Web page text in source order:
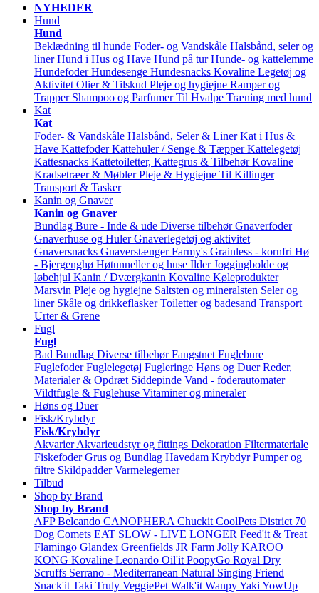
NYHEDER
Hund
Hund
Beklædning til hunde Foder- og Vandskåle Halsbånd, seler og
liner Hund i Hus og Have Hund på tur Hunde- og kattelemme
Hundefoder Hundesenge Hundesnacks Kovaline Legetøj og
Aktivitet Olier & Tilskud Pleje og hygiejne Ramper og
Trapper Shampoo og Parfumer Til Hvalpe Træning med hund
Kat
Kat
Foder- & Vandskåle Halsbånd, Seler & Liner Kat i Hus &
Have Kattefoder Kattehuler / Senge & Tæpper Kattelegetøj
Kattesnacks Kattetoiletter, Kattegrus & Tilbehør Kovaline
Kradsetræer & Møbler Pleje & Hygiejne Til Killinger
Transport & Tasker
Kanin og Gnaver
Kanin og Gnaver
Bundlag Bure - Inde & ude Diverse tilbehør Gnaverfoder
Gnaverhuse og Huler Gnaverlegetøj og aktivitet
Gnaversnacks Gnaverstænger Farmy's Grainless - kornfri Hø
- Bjergenghø Høtunneller og huse Ilder Joggingbolde og
løbehjul Kanin / Dværgkanin Kovaline Køleprodukter
Marsvin Pleje og hygiejne Saltsten og mineralsten Seler og
liner Skåle og drikkeflasker Toiletter og badesand Transport
Urter & Grene
Fugl
Fugl
Bad Bundlag Diverse tilbehør Fangstnet Fuglebure
Fuglefoder Fuglelegetøj Fugleringe Høns og Duer Reder,
Materialer & Opdræt Siddepinde Vand - foderautomater
Vildtfugle & Fuglehuse Vitaminer og mineraler
Høns og Duer
Fisk/Krybdyr
Fisk/Krybdyr
Akvarier Akvarieudstyr og fittings Dekoration Filtermateriale
Fiskefoder Grus og Bundlag Havedam Krybdyr Pumper og
filtre Skildpadder Varmelegemer
Tilbud
Shop by Brand
Shop by Brand
AFP Belcando CANOPHERA Chuckit CoolPets District 70
Dog Comets EAT SLOW - LIVE LONGER Feed'it & Treat
Flamingo Glandex Greenfields JR Farm Jolly KAROO
KONG Kovaline Leonardo Oil'it PoopyGo Royal Dry
Scruffs Serrano - Mediterranean Natural Singing Friend
Snack'it Taki Truly VeggiePet Walk'it WanpyYaki YowUp